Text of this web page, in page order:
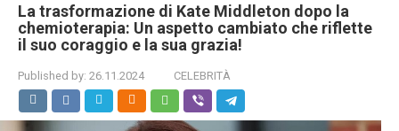
La trasformazione di Kate Middleton dopo la
chemioterapia: Un aspetto cambiato che riflette
il suo coraggio e la sua grazia!
Published by: 26.11.2024 CELEBRITÀ